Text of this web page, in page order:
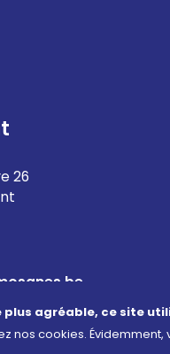
26
agréable, ce site
nos cookies.